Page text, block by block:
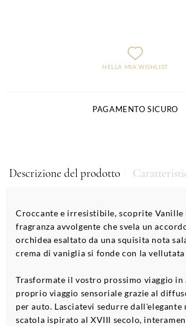
NELLA MIA WISHLIST
PAGAMENTO SICURO
Descrizione del prodotto
Croccante e irresistibile, scoprite Vanille
fragranza avvolgente che svela un
orchidea esaltato da una squisita nota
crema di vaniglia si fonde con la vellutata
Trasformate il vostro prossimo viaggio in
proprio viaggio sensoriale grazie al
per auto. Lasciatevi sedurre dall'elegante
scatola ispirato al XVIII secolo,